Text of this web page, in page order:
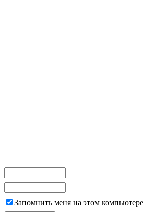
Запомнить меня на этом компьютере